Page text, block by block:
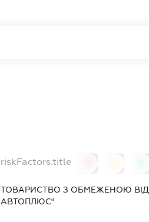
riskFactors.title
ТОВАРИСТВО З ОБМЕЖЕНОЮ
АВТОПЛЮС"